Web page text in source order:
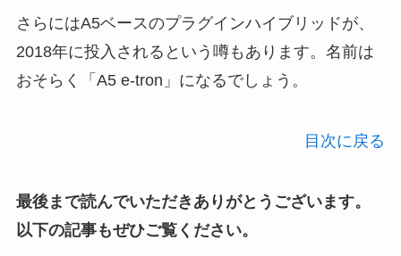
さらにはA5ベースのプラグインハイブリッドが、
2018年に投入されるという噂もあります。名前は
おそらく「A5 e-tron」になるでしょう。
目次に戻る
最後まで読んでいただきありがとうございます。
以下の記事もぜひご覧ください。